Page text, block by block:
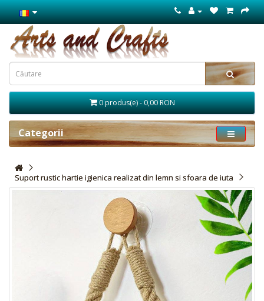
0 produs(e) - 0,00 RON
Categorii
Suport rustic hartie igienica realizat din lemn si sfoara de iuta